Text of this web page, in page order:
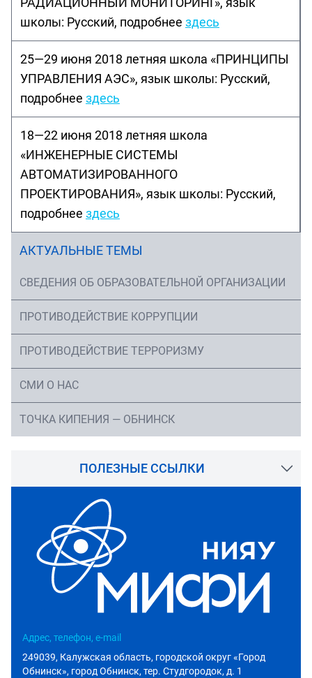
школы: Русский, подробнее здесь
25—29 июня 2018 летняя школа «ПРИНЦИПЫ
УПРАВЛЕНИЯ АЭС», язык школы: Русский,
подробнее здесь
18—22 июня 2018 летняя школа
«ИНЖЕНЕРНЫЕ СИСТЕМЫ
АВТОМАТИЗИРОВАННОГО
ПРОЕКТИРОВАНИЯ», язык школы: Русский,
подробнее здесь
АКТУАЛЬНЫЕ ТЕМЫ
СВЕДЕНИЯ ОБ ОБРАЗОВАТЕЛЬНОЙ ОРГАНИЗАЦИИ
ПРОТИВОДЕЙСТВИЕ КОРРУПЦИИ
ПРОТИВОДЕЙСТВИЕ ТЕРРОРИЗМУ
СМИ О НАС
ТОЧКА КИПЕНИЯ — ОБНИНСК
ПОЛЕЗНЫЕ ССЫЛКИ
Адрес, телефон, e-mail
249039, Калужская область, городской округ «Город
Обнинск», город Обнинск, тер. Студгородок, д. 1